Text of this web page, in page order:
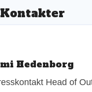
Kontakter
Hedenborg
Head of